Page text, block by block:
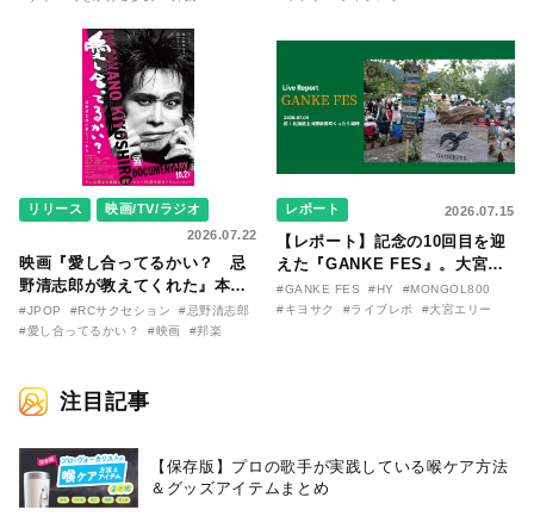
〇のはなし〜』
た日。
リリース
映画/TV/ラジオ
2026.07.22
映画『愛し合ってるかい？ 忌
野清志郎が教えてくれた』本予
告映像とキービジュアルがつい
に解禁！ キヨシロー関連商品も
#JPOP #RCサクセション
#忌野清志郎
#愛し合ってるかい？
#映画 #邦楽
レポート 2026.07.15
【レポート】記念の10回目を迎
えた『GANKE FES』。大宮エ
リー作『アイヌの神々の崖』を
前に、キヨサク
#GANKE FES #HY
#MONGOL800
#キヨサク
#ライブレポ #大宮エリー
注目記事
【保存版】プロの歌手が実践している喉ケア⽅法
＆グッズアイテムまとめ